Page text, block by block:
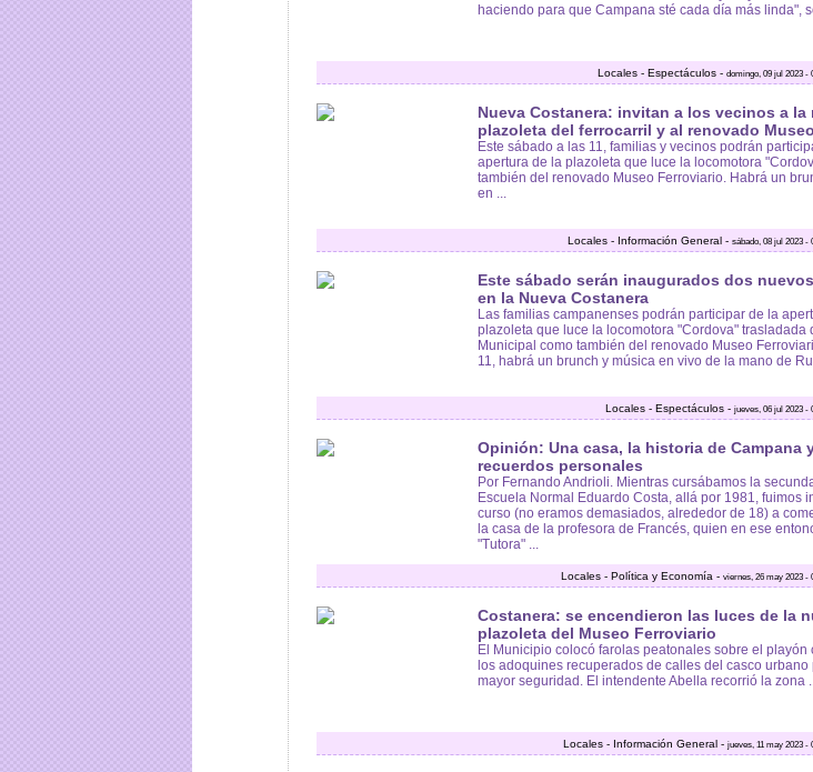
haciendo para que Campana sté cada día más linda",
Locales - Espectáculos - domingo, 09 jul 2023 -
Nueva Costanera: invitan a los vecinos a la
plazoleta del ferrocarril y al renovado
Este sábado a las 11, familias y vecinos podrán
apertura de la plazoleta que luce la locomotora
también del renovado Museo Ferroviario. Habrá un
en ...
Locales - Información General - sábado, 08 jul 2023 -
Este sábado serán inaugurados dos
en la Nueva Costanera
Las familias campanenses podrán participar de la
plazoleta que luce la locomotora "Cordova" trasladada
Municipal como también del renovado Museo
11, habrá un brunch y música en vivo de la mano de
Locales - Espectáculos - jueves, 06 jul 2023 -
Opinión: Una casa, la historia de Campana
recuerdos personales
Por Fernando Andrioli. Mientras cursábamos la
Escuela Normal Eduardo Costa, allá por 1981, fuimos
curso (no eramos demasiados, alrededor de 18) a
la casa de la profesora de Francés, quien en ese
"Tutora" ...
Locales - Política y Economía - viernes, 26 may 2023 -
Costanera: se encendieron las luces de la
plazoleta del Museo Ferroviario
El Municipio colocó farolas peatonales sobre el playón
los adoquines recuperados de calles del casco urbano
mayor seguridad. El intendente Abella recorrió la zona
Locales - Información General - jueves, 11 may 2023 -